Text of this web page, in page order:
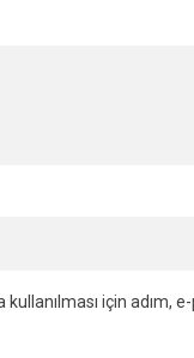
için adım,